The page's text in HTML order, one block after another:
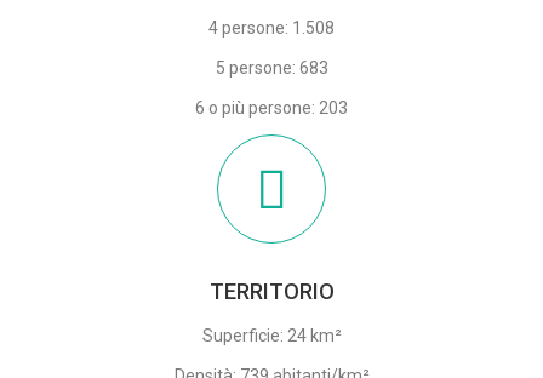
4 persone: 1.508
5 persone: 683
6 o più persone: 203
TERRITORIO
Superficie: 24 km²